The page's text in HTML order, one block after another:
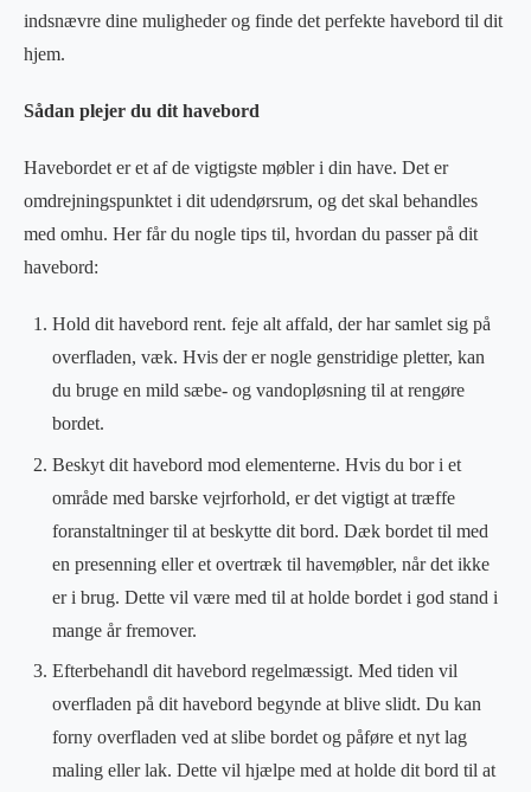
indsnævre dine muligheder og finde det perfekte havebord til dit
hjem.
Sådan plejer du dit havebord
Havebordet er et af de vigtigste møbler i din have. Det er
omdrejningspunktet i dit udendørsrum, og det skal behandles
med omhu. Her får du nogle tips til, hvordan du passer på dit
havebord:
Hold dit havebord rent. feje alt affald, der har samlet sig på
overfladen, væk. Hvis der er nogle genstridige pletter, kan
du bruge en mild sæbe- og vandopløsning til at rengøre
bordet.
Beskyt dit havebord mod elementerne. Hvis du bor i et
område med barske vejrforhold, er det vigtigt at træffe
foranstaltninger til at beskytte dit bord. Dæk bordet til med
en presenning eller et overtræk til havemøbler, når det ikke
er i brug. Dette vil være med til at holde bordet i god stand i
mange år fremover.
Efterbehandl dit havebord regelmæssigt. Med tiden vil
overfladen på dit havebord begynde at blive slidt. Du kan
forny overfladen ved at slibe bordet og påføre et nyt lag
maling eller lak. Dette vil hjælpe med at holde dit bord til at